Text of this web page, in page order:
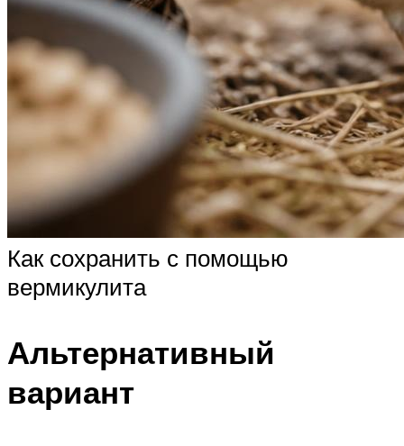
Как сохранить с помощью
вермикулита
Альтернативный
вариант